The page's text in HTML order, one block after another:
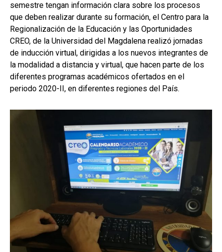
semestre tengan información clara sobre los procesos
que deben realizar durante su formación, el Centro para la
Regionalización de la Educación y las Oportunidades
CREO, de la Universidad del Magdalena realizó jornadas
de inducción virtual, dirigidas a los nuevos integrantes de
la modalidad a distancia y virtual, que hacen parte de los
diferentes programas académicos ofertados en el
periodo 2020-II, en diferentes regiones del País.